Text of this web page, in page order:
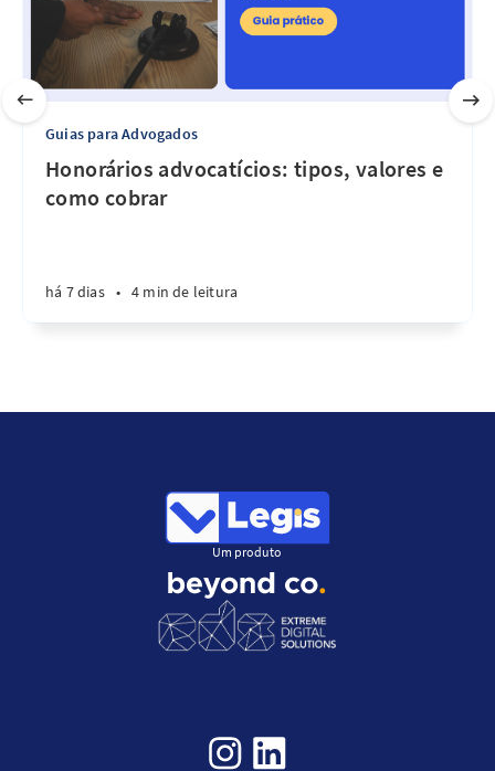
Guias para Advogados
Honorários advocatícios: tipos, valores e
como cobrar
há 7 dias • 4 min de leitura
Um produto